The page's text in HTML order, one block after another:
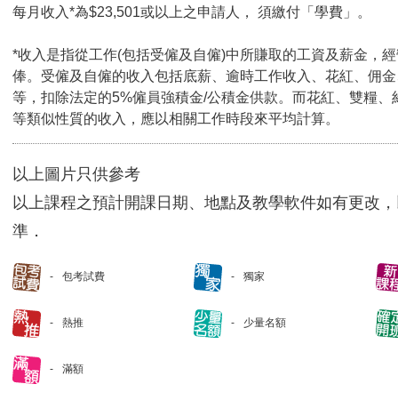
每月收入*為$23,501或以上之申請人， 須繳付「學費」。
*收入是指從工作(包括受僱及自僱)中所賺取的工資及薪金，
俸。受僱及自僱的收入包括底薪、逾時工作收入、花紅、佣
等，扣除法定的5%僱員強積金/公積金供款。而花紅、雙糧、
等類似性質的收入，應以相關工作時段來平均計算。
以上圖片只供參考
以上課程之預計開課日期、地點及教學軟件如有更改
準．
包考試費 獨家
熱推 少量名額
滿額